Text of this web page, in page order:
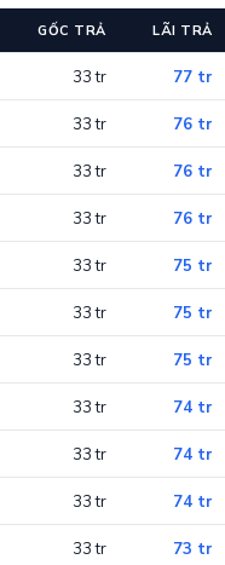
GỐC TRẢ LÃI TRẢ
33 tr 77 tr
33 tr 76 tr
33 tr 76 tr
33 tr 76 tr
33 tr 75 tr
33 tr 75 tr
33 tr 75 tr
33 tr 74 tr
33 tr 74 tr
33 tr 74 tr
33 tr 73 tr